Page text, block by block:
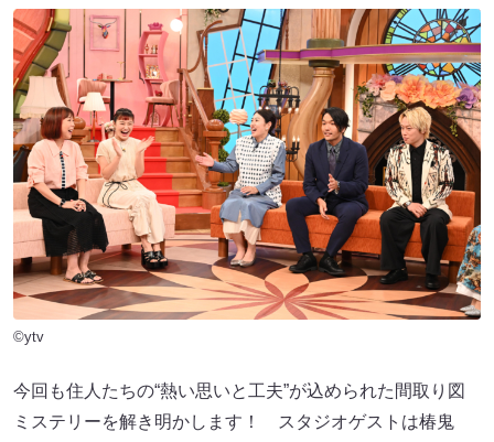
©ytv
今回も住人たちの“熱い思いと工夫”が込められた間取り図
ミステリーを解き明かします！ スタジオゲストは椿鬼